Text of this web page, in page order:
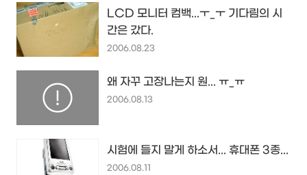
LCD 모니터 컴백...ㅜ_ㅜ 기다림의 시
간은 갔다.
2006.08.23
왜 자꾸 고장나는지 원... ㅠ_ㅠ
2006.08.13
시험에 들지 말게 하소서... 휴대폰 3종...
2006.08.11